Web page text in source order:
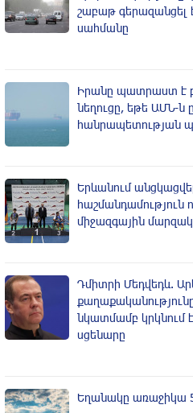
շաբաթ գերազանցել
սահմանը
Իրանը պատրաստ է
նեղուցը, եթե ԱՄՆ-ն
հանրապետության
Երևանում
հաշմանդամություն
միջազգային
Դմիտրի Մեդվեդև.
նկատմամբ կրկնում
սցենարը
Եղանակը առաջիկա